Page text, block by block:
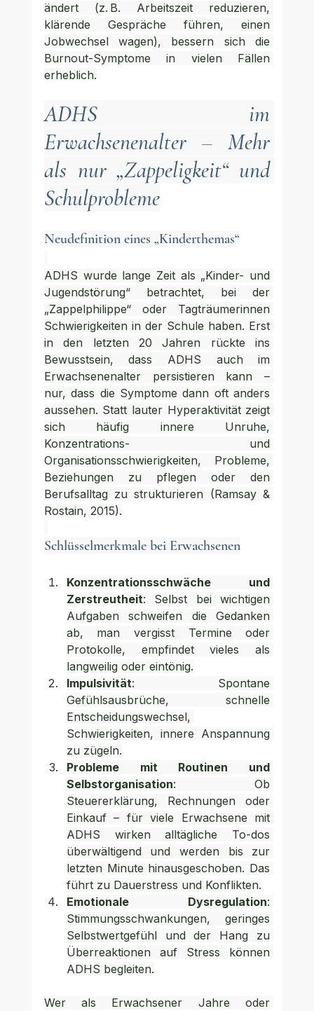
ändert (z. B. Arbeitszeit reduzieren,
klärende Gespräche führen, einen
Jobwechsel wagen), bessern sich die
Burnout-Symptome in vielen Fällen
erheblich.
ADHS im
Erwachsenenalter – Mehr
als nur „Zappeligkeit“ und
Schulprobleme
Neudefinition eines „Kinderthemas“
ADHS wurde lange Zeit als „Kinder- und
Jugendstörung“ betrachtet, bei der
„Zappelphilippe“ oder Tagträumerinnen
Schwierigkeiten in der Schule haben. Erst
in den letzten 20 Jahren rückte ins
Bewusstsein, dass ADHS auch im
Erwachsenenalter persistieren kann –
nur, dass die Symptome dann oft anders
aussehen. Statt lauter Hyperaktivität zeigt
sich häufig innere Unruhe,
Konzentrations- und
Organisationsschwierigkeiten, Probleme,
Beziehungen zu pflegen oder den
Berufsalltag zu strukturieren (Ramsay &
Rostain, 2015).
Schlüsselmerkmale bei Erwachsenen
Konzentrationsschwäche und
Zerstreutheit: Selbst bei wichtigen
Aufgaben schweifen die Gedanken
ab, man vergisst Termine oder
Protokolle, empfindet vieles als
langweilig oder eintönig.
Impulsivität: Spontane
Gefühlsausbrüche, schnelle
Entscheidungswechsel,
Schwierigkeiten, innere Anspannung
zu zügeln.
Probleme mit Routinen und
Selbstorganisation: Ob
Steuererklärung, Rechnungen oder
Einkauf – für viele Erwachsene mit
ADHS wirken alltägliche To-dos
überwältigend und werden bis zur
letzten Minute hinausgeschoben. Das
führt zu Dauerstress und Konflikten.
Emotionale Dysregulation:
Stimmungsschwankungen, geringes
Selbstwertgefühl und der Hang zu
Überreaktionen auf Stress können
ADHS begleiten.
Wer als Erwachsener Jahre oder